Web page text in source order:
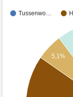
Tussenwo…
5,1%